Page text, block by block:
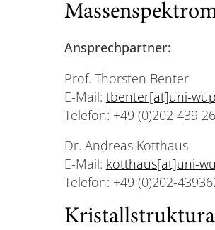
Ansprechpartner:
Prof. Thorsten Benter
E-Mail: tbenter[at]uni-
Telefon: +49 (0)202 439
Dr. Andreas Kotthaus
E-Mail: kotthaus[at]uni-
Telefon: +49 (0)202-